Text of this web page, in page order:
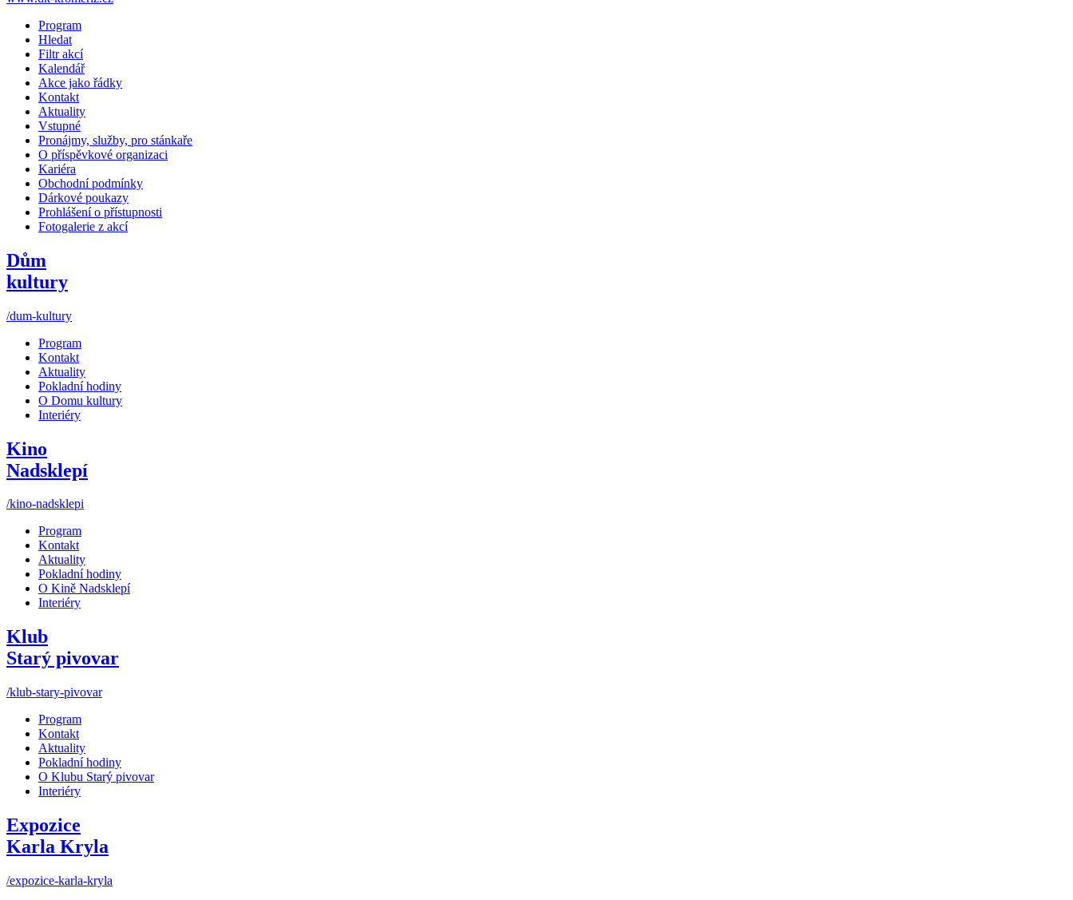
Program
Hledat
Filtr akcí
Kalendář
Akce jako řádky
Kontakt
Aktuality
Vstupné
Pronájmy, služby, pro stánkaře
O příspěvkové organizaci
Kariéra
Obchodní podmínky
Dárkové poukazy
Prohlášení o přístupnosti
Fotogalerie z akcí
Dům
kultury
/dum-kultury
Program
Kontakt
Aktuality
Pokladní hodiny
O Domu kultury
Interiéry
Kino
Nadsklepí
/kino-nadsklepi
Program
Kontakt
Aktuality
Pokladní hodiny
O Kině Nadsklepí
Interiéry
Klub
Starý pivovar
/klub-stary-pivovar
Program
Kontakt
Aktuality
Pokladní hodiny
O Klubu Starý pivovar
Interiéry
Expozice
Karla Kryla
/expozice-karla-kryla